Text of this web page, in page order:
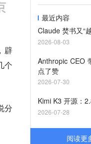
辟
个
分
最近内容
Claude 焚书又“
2026-08-03
Anthropic CEO
点了赞
2026-07-30
Kimi K3 开源：
2026-07-28
阅读更